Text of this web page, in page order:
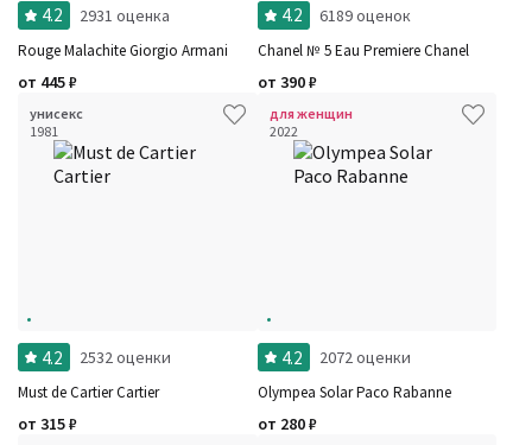
4.2 2931 оценка
Rouge Malachite Giorgio Armani
от 445₽
4.2 6189 оценок
Chanel № 5 Eau Premiere Chanel
от 390₽
унисекс
1981
4.2 2532 оценки
Must de Cartier Cartier
от 315₽
для женщин
2022
4.2 2072 оценки
Olympea Solar Paco Rabanne
от 280₽